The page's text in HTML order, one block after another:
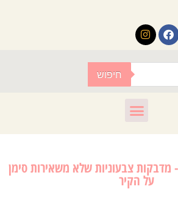
חיפוש
מדבקות צבעוניות שלא משאירות סימן
על הקיר